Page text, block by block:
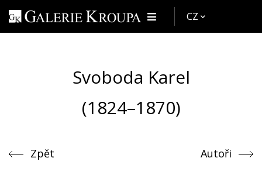
CZ
Svoboda Karel
(1824–1870)
Zpět Autoři